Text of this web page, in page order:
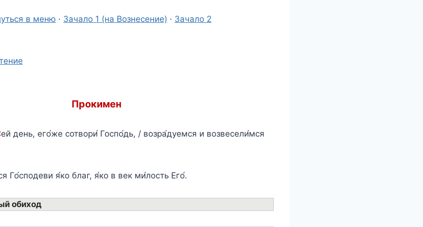
в меню · Зачало 1 (на Вознесение) · Зачало 2
Прокимен
ей день, его́же сотвори́ Госпо́дь, / возра́дуемся и возвесели́мся
Го́сподеви я́ко благ, я́ко в век ми́лость Его́.
обиход